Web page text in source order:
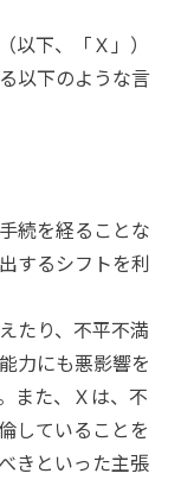
下、「Ｘ」）
以下のような言
続を経ることな
するシフトを利
たり、不平不満
力にも悪影響を
また、Ｘは、不
していることを
きといった主張